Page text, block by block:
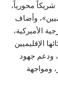
محورياً،
وأضاف
الأميركية،
الإقليميين
ودعم جهود
ومواجهة